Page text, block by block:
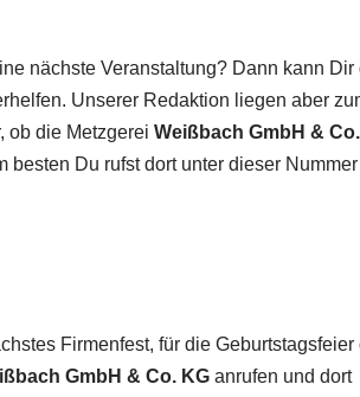
nächste Veranstaltung? Dann kann Dir
Unserer Redaktion liegen aber
ob die Metzgerei Weißbach GmbH &
Du rufst dort unter dieser Nummer
Firmenfest, für die Geburtstagsfeier
GmbH & Co. KG anrufen und dort